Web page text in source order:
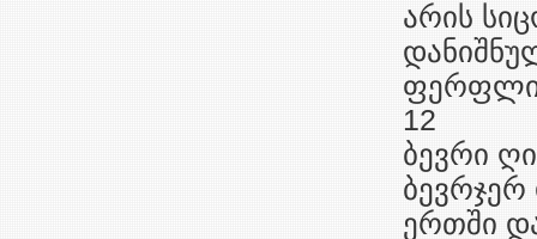
არის
ფერფლი
12
ბევრი
ერთში